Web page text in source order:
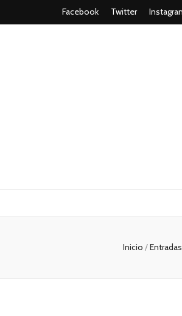
Facebook Twitter
Inicio /Entradas